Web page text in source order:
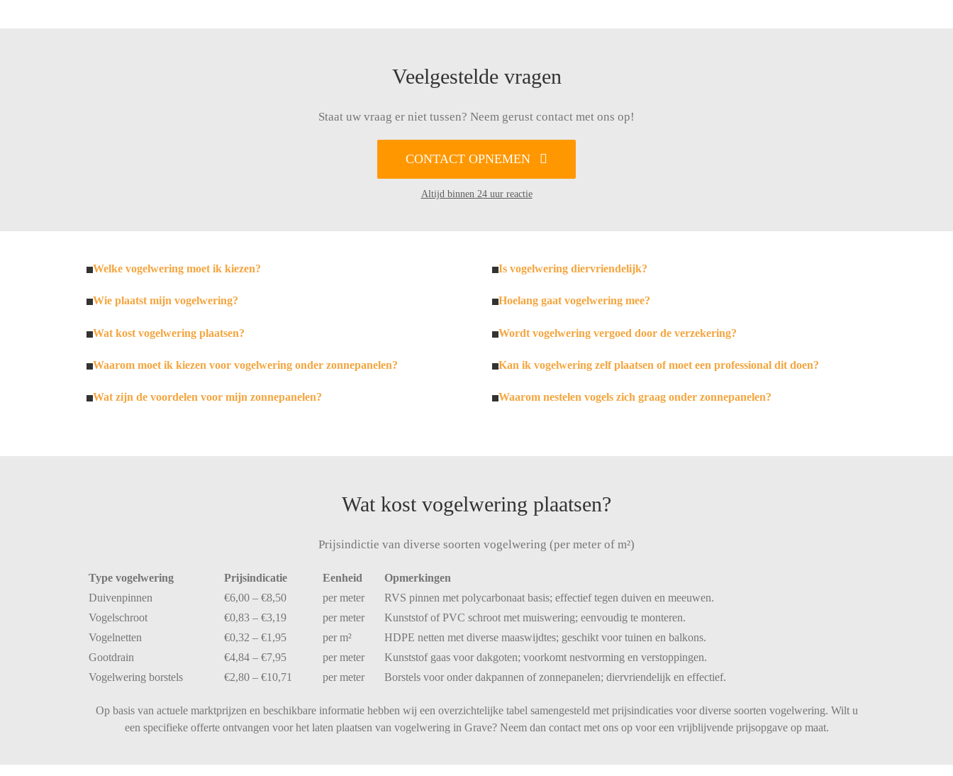
Veelgestelde vragen
Staat uw vraag er niet tussen? Neem gerust contact met ons op!
CONTACT OPNEMEN
Altijd binnen 24 uur reactie
Welke vogelwering moet ik kiezen?
Wie plaatst mijn vogelwering?
Wat kost vogelwering plaatsen?
Waarom moet ik kiezen voor vogelwering onder zonnepanelen?
Wat zijn de voordelen voor mijn zonnepanelen?
Is vogelwering diervriendelijk?
Hoelang gaat vogelwering mee?
Wordt vogelwering vergoed door de verzekering?
Kan ik vogelwering zelf plaatsen of moet een professional dit doen?
Waarom nestelen vogels zich graag onder zonnepanelen?
Wat kost vogelwering plaatsen?
Prijsindictie van diverse soorten vogelwering (per meter of m²)
Type vogelwering Prijsindicatie Eenheid
Opmerkingen
Duivenpinnen
€6,00 – €8,50 per meter RVS pinnen met polycarbonaat basis; effectieftegen duiven en meeuwen.
Vogelschroot
€0,83 – €3,19 per meter KunststofofPVC schroot met muiswering; eenvoudig te monteren.
Vogelnetten
€0,32 – €1,95 per m² HDPE netten met diverse maaswijdtes; geschikt voor tuinen en balkons.
Gootdrain
€4,84 – €7,95 per meter Kunststof gaas voor dakgoten; voorkomt nestvorming en verstoppingen.
Vogelwering borstels €2,80 – €10,71 per meter Borstels voor onder dakpannen ofzonnepanelen; diervriendelijk en effectief.
Op basis van actuele marktprijzen en beschikbare informatie hebben wij een overzichtelijke tabel samengesteld met prijsindicaties voor diverse soorten vogelwering. Wilt u
een specifieke offerte ontvangen voor het laten plaatsen van vogelwering in Grave? Neem dan contact met ons op voor een vrijblijvende prijsopgave op maat.